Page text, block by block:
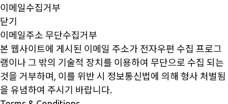
이메일수집거부
닫기
이메일주소 무단수집거부
본 웹사이트에 게시된 이메일 주소가 전자우편 수집 프로그
램이나 그 밖의 기술적 장치를 이용하여 무단으로 수집 되는
것을 거부하며, 이를 위반 시 정보통신법에 의해 형사 처벌됨
을 유념하여 주시기 바랍니다.